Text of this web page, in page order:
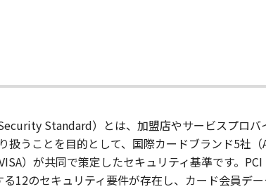
Standard）とは、加盟店やサービスプロバ
扱うことを目的として、国際カードブランド5社
）が共同で策定したセキュリティ基準です。PCI
12のセキュリティ要件が存在し、カード会員デー